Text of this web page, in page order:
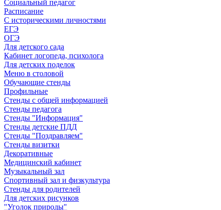
Социальный педагог
Расписание
С историческими личностями
ЕГЭ
ОГЭ
Для детского сада
Кабинет логопеда, психолога
Для детских поделок
Меню в столовой
Обучающие стенды
Профильные
Стенды с общей информацией
Стенды педагога
Стенды "Информация"
Стенды детские ПДД
Стенды "Поздравляем"
Стенды визитки
Декоративные
Медицинский кабинет
Музыкальный зал
Спортивный зал и физкультура
Стенды для родителей
Для детских рисунков
"Уголок природы"